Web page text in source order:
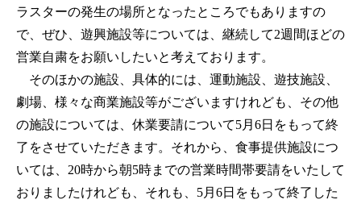
ラスターの発生の場所となったところでもありますの
で、ぜひ、遊興施設等については、継続して2週間ほどの
営業自粛をお願いしたいと考えております。
そのほかの施設、具体的には、運動施設、遊技施設、
劇場、様々な商業施設等がございますけれども、その他
の施設については、休業要請について5月6日をもって終
了をさせていただきます。それから、食事提供施設につ
いては、20時から朝5時までの営業時間帯要請をいたして
おりましたけれども、それも、5月6日をもって終了した